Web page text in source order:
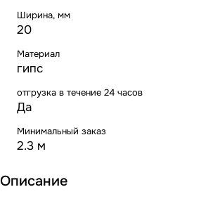
Ширина, мм
20
Материал
гипс
отгрузка в течение 24 часов
Да
Минимальный заказ
2.3 м
Описание